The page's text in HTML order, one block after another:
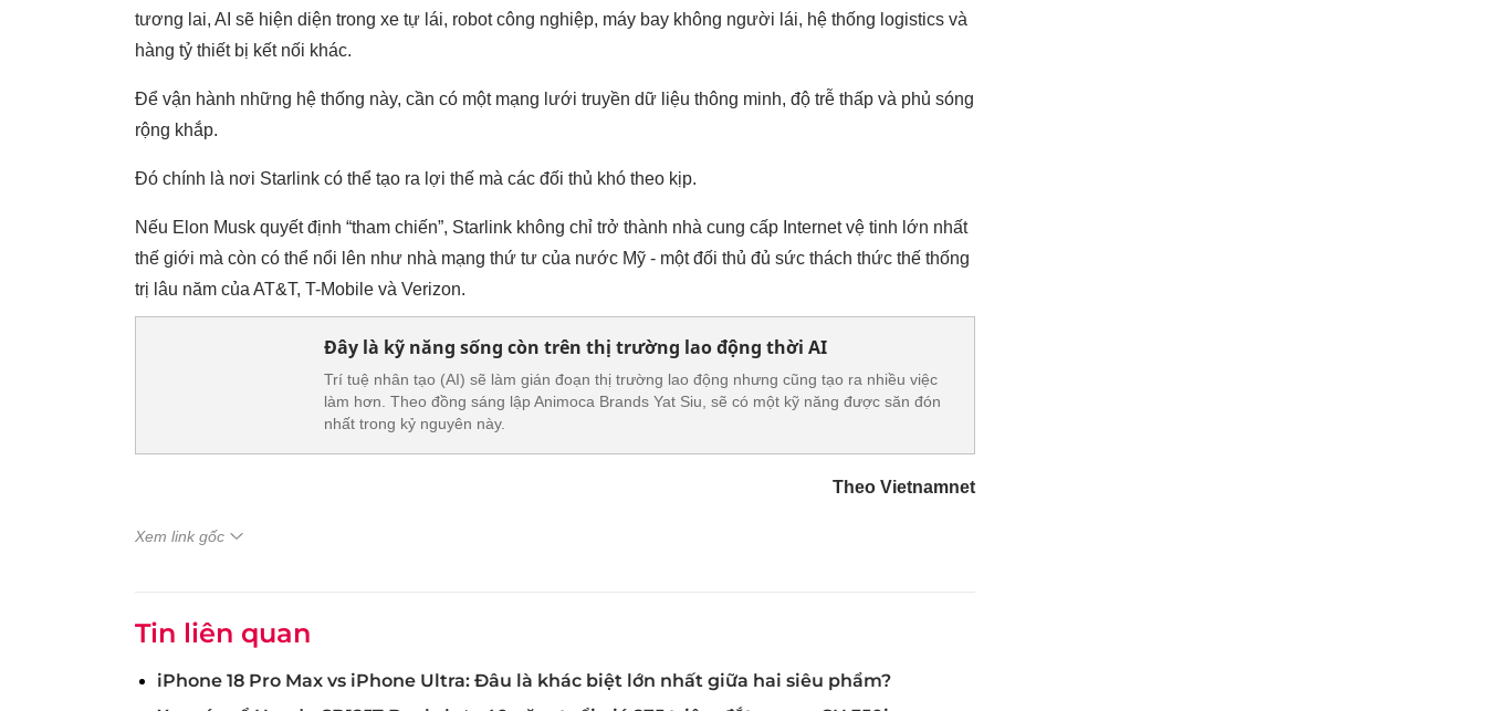
tương lai, AI sẽ hiện diện trong xe tự lái, robot công nghiệp, máy bay không người lái, hệ thống logistics và
hàng tỷ thiết bị kết nối khác.
Để vận hành những hệ thống này, cần có một mạng lưới truyền dữ liệu thông minh, độ trễ thấp và phủ sóng
rộng khắp.
Đó chính là nơi Starlink có thể tạo ra lợi thế mà các đối thủ khó theo kịp.
Nếu Elon Musk quyết định “tham chiến”, Starlink không chỉ trở thành nhà cung cấp Internet vệ tinh lớn nhất
thế giới mà còn có thể nổi lên như nhà mạng thứ tư của nước Mỹ - một đối thủ đủ sức thách thức thế thống
trị lâu năm của AT&T, T-Mobile và Verizon.
Đây là kỹ năng sống còn trên thị trường lao động thời AI
Trí tuệ nhân tạo (AI) sẽ làm gián đoạn thị trường lao động nhưng cũng tạo ra nhiều việc
làm hơn. Theo đồng sáng lập Animoca Brands Yat Siu, sẽ có một kỹ năng được săn đón
nhất trong kỷ nguyên này.
Theo Vietnamnet
Xem link gốc
Tin liên quan
iPhone 18 Pro Max vs iPhone Ultra: Đâu là khác biệt lớn nhất giữa hai siêu phẩm?